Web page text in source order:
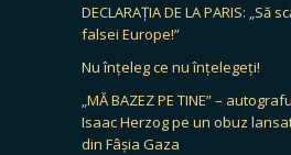
DECLARAȚIA DE LA PARIS: „Să
falsei Europe!”
Nu înțeleg ce nu înțelegeți!
„MĂ BAZEZ PE TINE” –
Isaac Herzog pe un obuz
din Fâșia Gaza